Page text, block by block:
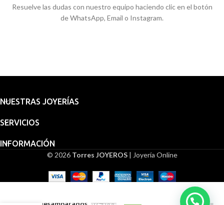
Resuelve las dudas con nuestro equipo haciendo clic en el botón
de WhatsApp, Email o Instagram.
NUESTRAS JOYERÍAS
SERVICIOS
INFORMACIÓN
© 2026 Torres JOYEROS| Joyería Online
394,08€
Embalaje
regalo